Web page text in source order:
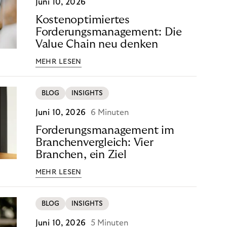
Juni 10, 2026
Kostenoptimiertes
Forderungsmanagement: Die
Value Chain neu denken
MEHR LESEN
BLOG INSIGHTS
Juni 10, 2026 6 Minuten
Forderungsmanagement im
Branchenvergleich: Vier
Branchen, ein Ziel
MEHR LESEN
BLOG INSIGHTS
Juni 10, 2026 5 Minuten